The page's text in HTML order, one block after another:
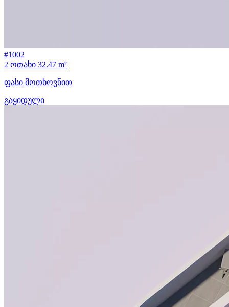
#1002
2 ოთახი 32.47 m²
ფასი მოთხოვნით
გაყიდული